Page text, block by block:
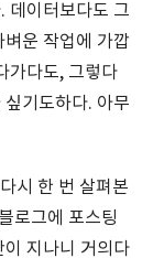
데이터보다도 그
운 작업에 가깝
가다도, 그렇다
기도하다. 아무
시 한 번 살펴본
로그에 포스팅
지나니 거의다